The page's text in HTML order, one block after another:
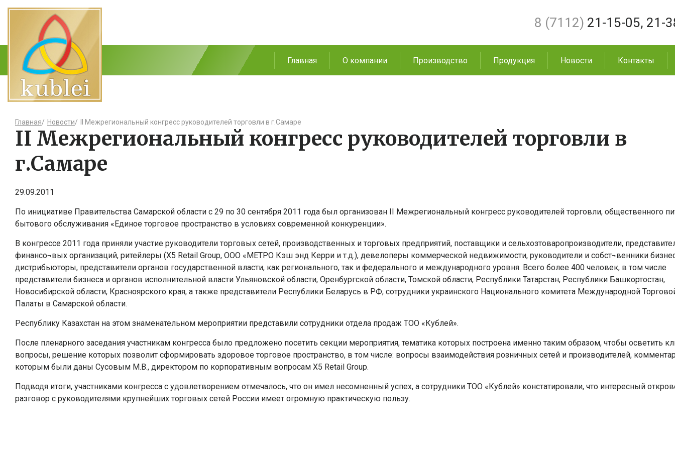
8 (7112) 21-15-05, 21-
Главная О компании Производство Продукция Новости Контакты
Главная/ Новости/ II Межрегиональный конгресс руководителей торговли в г.Самаре
II Межрегиональный конгресс руководителей торговли в
г.Самаре
29.09.2011
По инициативе Правительства Самарской области с 29 по 30 сентября 2011 года был организован II Межрегиональный конгресс руководителей торговли, общественного
бытового обслуживания «Единое торговое пространство в условиях современной конкуренции».
В конгрессе 2011 года приняли участие руководители торговых сетей, производственных и торговых предприятий, поставщики и сельхозтоваропроизводители,
финансо¬вых организаций, ритейлеры (X5 Retail Group, ООО «МЕТРО Кэш энд Керри и т.д.), девелоперы коммерческой недвижимости, руководители и собст¬венники
дистрибьюторы, представители органов государственной власти, как регионального, так и федерального и международного уровня. Всего более 400 человек, в том числе
представители бизнеса и органов исполнительной власти Ульяновской области, Оренбургской области, Томской области, Республики Татарстан, Республики Башкортостан,
Новосибирской области, Красноярского края, а также представители Республики Беларусь в РФ, сотрудники украинского Национального комитета Международной
Палаты в Самарской области.
Республику Казахстан на этом знаменательном мероприятии представили сотрудники отдела продаж ТОО «Кублей».
После пленарного заседания участникам конгресса было предложено посетить секции мероприятия, тематика которых построена именно таким образом, чтобы осветить
вопросы, решение которых позволит сформировать здоровое торговое пространство, в том числе: вопросы взаимодействия розничных сетей и производителей,
которым были даны Сусовым М.В., директором по корпоративным вопросам X5 Retail Group.
Подводя итоги, участниками конгресса с удовлетворением отмечалось, что он имел несомненный успех, а сотрудники ТОО «Кублей» констатировали, что интересный
разговор с руководителями крупнейших торговых сетей России имеет огромную практическую пользу.